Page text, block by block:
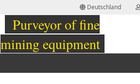
Deutschland
Purveyor of fine
mining equipment